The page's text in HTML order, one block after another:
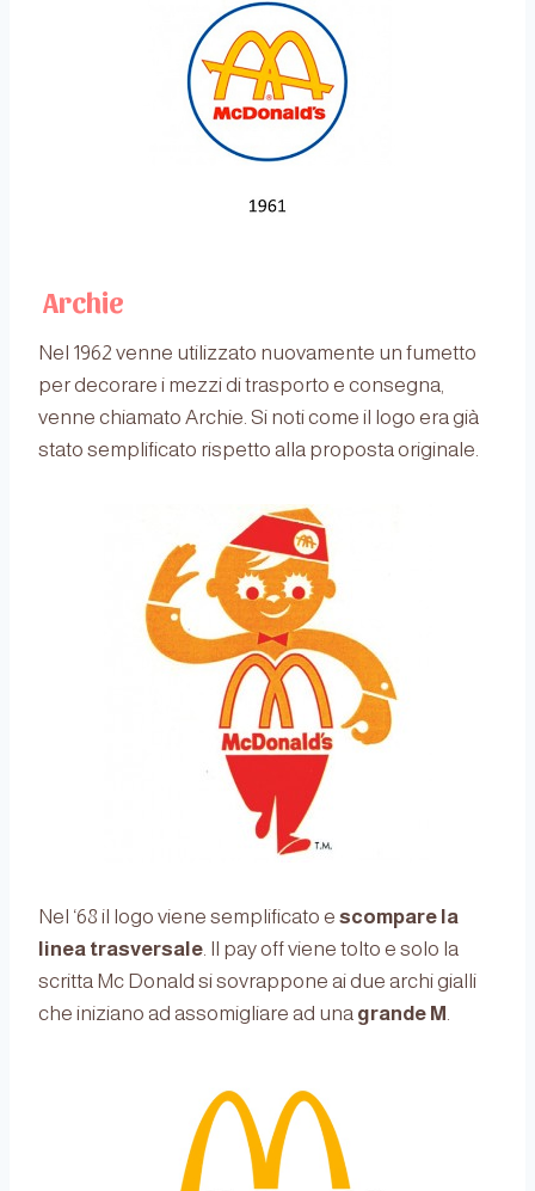
Archie
Nel 1962 venne utilizzato nuovamente un fumetto
per decorare i mezzi di trasporto e consegna,
venne chiamato Archie. Si noti come il logo era già
stato semplificato rispetto alla proposta originale.
Nel ‘68 il logo viene semplificato e scompare la
linea trasversale. Il pay off viene tolto e solo la
scritta Mc Donald si sovrappone ai due archi gialli
che iniziano ad assomigliare ad una grande M.